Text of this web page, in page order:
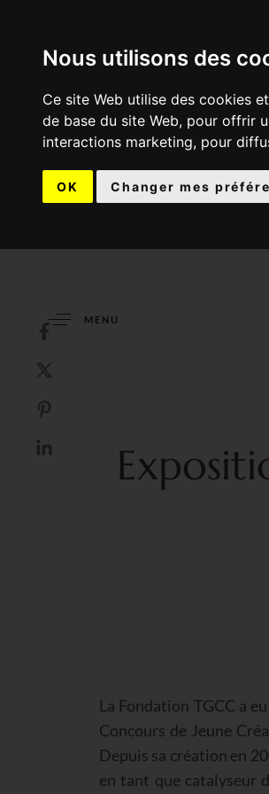
Nous utilisons des
Ce site Web utilise des cookies
de base du site Web, pour offrir
interactions marketing, pour
OK Changer mes
MENU
La Fondation TGCC a
Concours de Jeune
Depuis sa création en
en tant que catalyseur